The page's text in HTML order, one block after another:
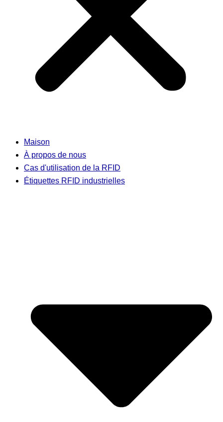
Maison
À propos de nous
Cas d'utilisation de la RFID
Étiquettes RFID industrielles